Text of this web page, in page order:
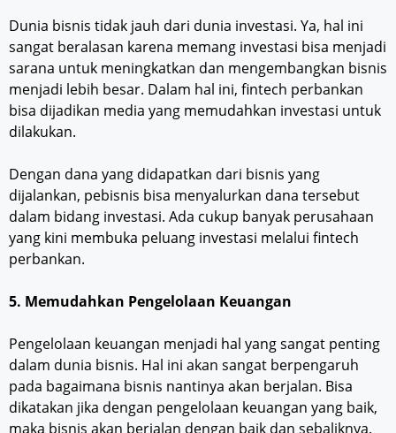
Dunia bisnis tidak jauh dari dunia investasi. Ya, hal ini
sangat beralasan karena memang investasi bisa menjadi
sarana untuk meningkatkan dan mengembangkan bisnis
menjadi lebih besar. Dalam hal ini, fintech perbankan
bisa dijadikan media yang memudahkan investasi untuk
dilakukan.
Dengan dana yang didapatkan dari bisnis yang
dijalankan, pebisnis bisa menyalurkan dana tersebut
dalam bidang investasi. Ada cukup banyak perusahaan
yang kini membuka peluang investasi melalui fintech
perbankan.
5. Memudahkan Pengelolaan Keuangan
Pengelolaan keuangan menjadi hal yang sangat penting
dalam dunia bisnis. Hal ini akan sangat berpengaruh
pada bagaimana bisnis nantinya akan berjalan. Bisa
dikatakan jika dengan pengelolaan keuangan yang baik,
maka bisnis akan berjalan dengan baik dan sebaliknya.